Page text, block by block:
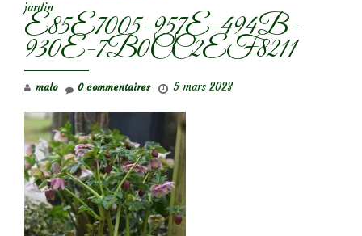
jardin
E85E7005-957E-494B-
930E-7B0CC2EF8211
malo 5 mars 2023
0 commentaires